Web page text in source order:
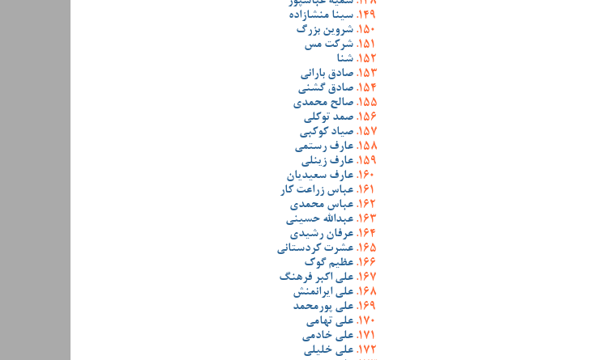
سینا منشازاده
شروین بزرگ
شرکت مس
شنا
صادق بارانی
صادق گشنی
صالح محمدی
صمد توکلی
صیاد کوکبی
عارف رستمی
عارف زینلی
عارف سعیدیان
عباس زراعت کار
عباس محمدی
عبدالله حسینی
عرفان رشیدی
عشرت کردستانی
عظیم گوک
علی اکبر فرهنگ
علی ایرانمنش
علی پورمحمد
علی تهامی
علی خادمی
علی خلیلی